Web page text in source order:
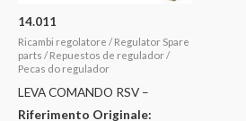
14.011
Ricambi regolatore / Regulator Spare
parts / Repuestos de regulador /
Pecas do regulador
LEVA COMANDO RSV –
Riferimento Originale: